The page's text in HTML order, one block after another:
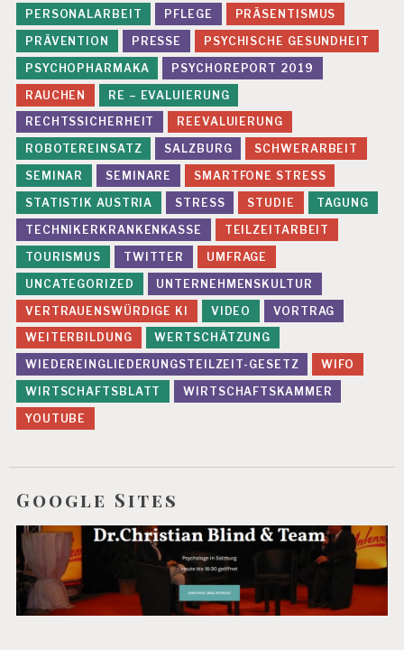
PERSONALARBEIT
PFLEGE
PRÄSENTISMUS
PRÄVENTION
PRESSE
PSYCHISCHE GESUNDHEIT
PSYCHOPHARMAKA
PSYCHOREPORT 2019
RAUCHEN
RE – EVALUIERUNG
RECHTSSICHERHEIT
REEVALUIERUNG
ROBOTEREINSATZ
SALZBURG
SCHWERARBEIT
SEMINAR
SEMINARE
SMARTFONE STRESS
STATISTIK AUSTRIA
STRESS STUDIE
TAGUNG
TECHNIKERKRANKENKASSE
TEILZEITARBEIT
TOURISMUS
TWITTER
UMFRAGE
UNCATEGORIZED
UNTERNEHMENSKULTUR
VERTRAUENSWÜRDIGE KI
VIDEO
VORTRAG
WEITERBILDUNG
WERTSCHÄTZUNG
WIEDEREINGLIEDERUNGSTEILZEIT-GESETZ
WIFO
WIRTSCHAFTSBLATT
WIRTSCHAFTSKAMMER
YOUTUBE
Google Sites